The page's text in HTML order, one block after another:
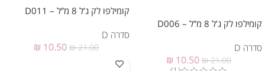
קומילפו לק ג’ל 8 מ”ל – D006
סדרה D
₪21.00
₪ 10.50
קומילפו לק ג’ל 8 מ”ל – D011
סדרה D
₪21.00
₪ 10.50